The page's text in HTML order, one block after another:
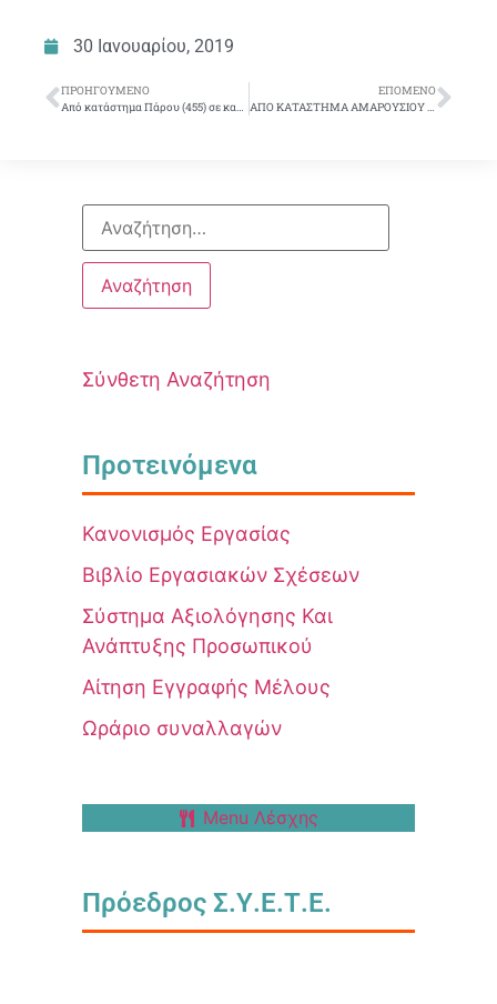
30 Ιανουαρίου, 2019
ΠΡΟΗΓΟΎΜΕΝΟ
Από κατάστημα Πάρου (455) σε κατάστημα ή υπηρεσία στην Αθήνα
ΕΠΌΜΕΝΟ
ΑΠΟ ΚΑΤΑΣΤΗΜΑ ΑΜΑΡΟΥΣΙΟΥ ΣΕ ΚΑΤΑΣΤΗΜΑ ΣΤΟΝ ΒΥΡΩΝΑ
Σύνθετη Αναζήτηση
Προτεινόμενα
Κανονισμός Εργασίας
Βιβλίο Εργασιακών Σχέσεων
Σύστημα Αξιολόγησης Και
Ανάπτυξης Προσωπικού
Αίτηση Εγγραφής Μέλους
Ωράριο συναλλαγών
Menu Λέσχης
Πρόεδρος Σ.Υ.Ε.Τ.Ε.